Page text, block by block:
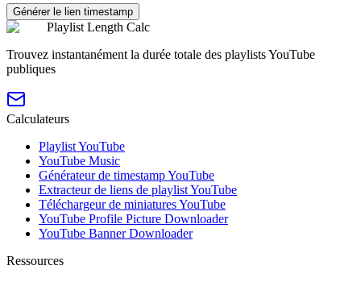
Générer le lien timestamp
Playlist Length Calc
Trouvez instantanément la durée totale des playlists YouTube
publiques
Calculateurs
Playlist YouTube
YouTube Music
Générateur de timestamp YouTube
Extracteur de liens de playlist YouTube
Téléchargeur de miniatures YouTube
YouTube Profile Picture Downloader
YouTube Banner Downloader
Ressources